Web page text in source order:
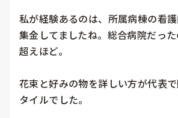
私が経験あるのは、所属病棟の看
集金してましたね。総合病院だっ
超えほど。
花束と好みの物を詳しい方が代表
タイルでした。